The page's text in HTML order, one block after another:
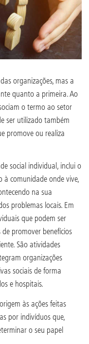
organizações, mas a
quanto a primeira. Ao
o termo ao setor
ser utilizado também
promove ou realiza
social individual, inclui o
à comunidade onde vive,
na sua
problemas locais. Em
que podem ser
promover benefícios
São atividades
organizações
sociais de forma
e hospitais.
às ações feitas
por indivíduos que,
o seu papel